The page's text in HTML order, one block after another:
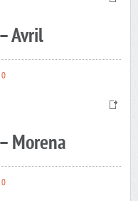
Avril
0
Morena
0